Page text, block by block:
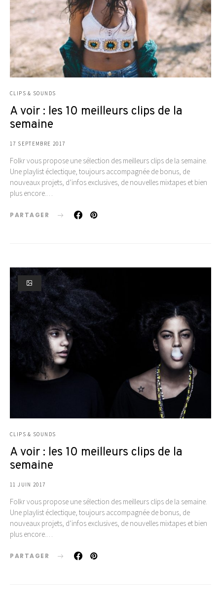
CLIPS & SOUNDS
A voir : les 10 meilleurs clips de la
semaine
17 SEPTEMBRE 2017
Folkr vous propose une sélection des meilleurs clips de la semaine.
Une playlist éclectique, toujours accompagnée de bonus, de
nouveaux projets, d’infos exclusives, de nouvelles mixtapes et bien
plus encore.…
PARTAGER
CLIPS & SOUNDS
A voir : les 10 meilleurs clips de la
semaine
11 JUIN 2017
Folkr vous propose une sélection des meilleurs clips de la semaine.
Une playlist éclectique, toujours accompagnée de bonus, de
nouveaux projets, d’infos exclusives, de nouvelles mixtapes et bien
plus encore.…
PARTAGER